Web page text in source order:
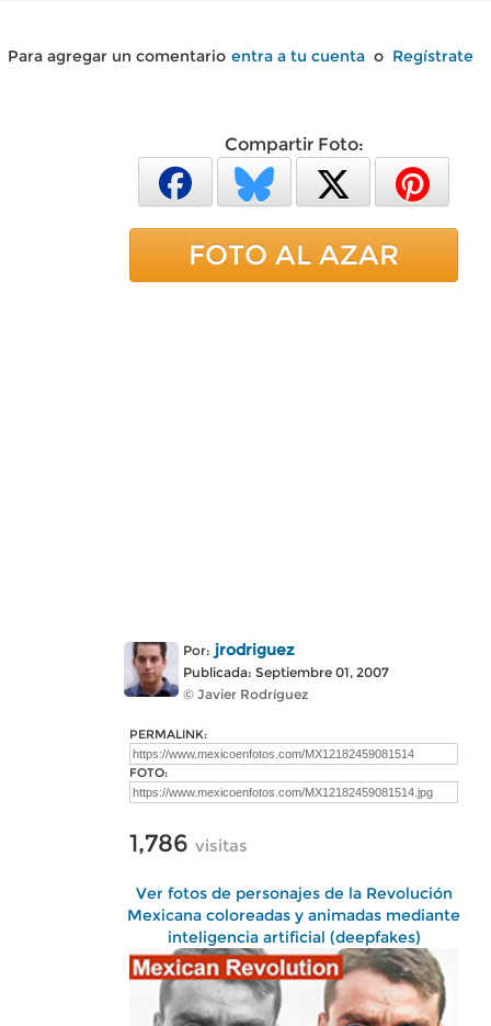
Para agregar un comentario entra a tu cuenta o Regístrate
Compartir Foto:
FOTO AL AZAR
Por: jrodriguez
Publicada: Septiembre 01, 2007
© Javier Rodríguez
PERMALINK:
FOTO:
1,786 visitas
Ver fotos de personajes de la Revolución
Mexicana coloreadas y animadas mediante
inteligencia artificial (deepfakes)